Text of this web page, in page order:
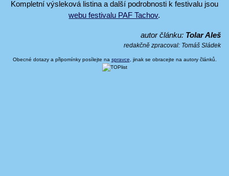
Kompletní výsleková listina a další podrobnosti k festivalu jsou
webu festivalu PAF Tachov.
autor článku: Tolar Aleš
redakčně zpracoval: Tomáš Sládek
Obecné dotazy a připomínky posílejte na spravce , jinak se obracejte na autory článků.